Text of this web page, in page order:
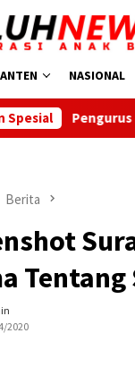
NASIONAL
Spesial
KONI Dilantik,
Berita
2020